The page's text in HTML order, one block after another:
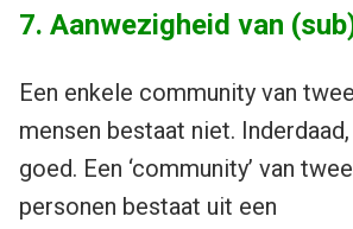
7. Aanwezigheid van
Een enkele community van
mensen bestaat niet.
goed. Een ‘community’ van
personen bestaat uit een